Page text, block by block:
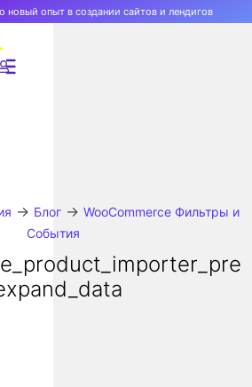
опыт в создании сайтов и лендигов
→ Блог→ WooCommerce Фильтры и
События